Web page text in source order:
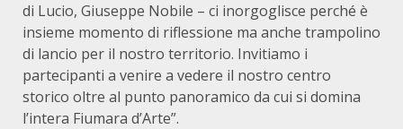
di Lucio, Giuseppe Nobile – ci inorgoglisce perché è
insieme momento di riflessione ma anche trampolino
di lancio per il nostro territorio. Invitiamo i
partecipanti a venire a vedere il nostro centro
storico oltre al punto panoramico da cui si domina
l’intera Fiumara d’Arte”.